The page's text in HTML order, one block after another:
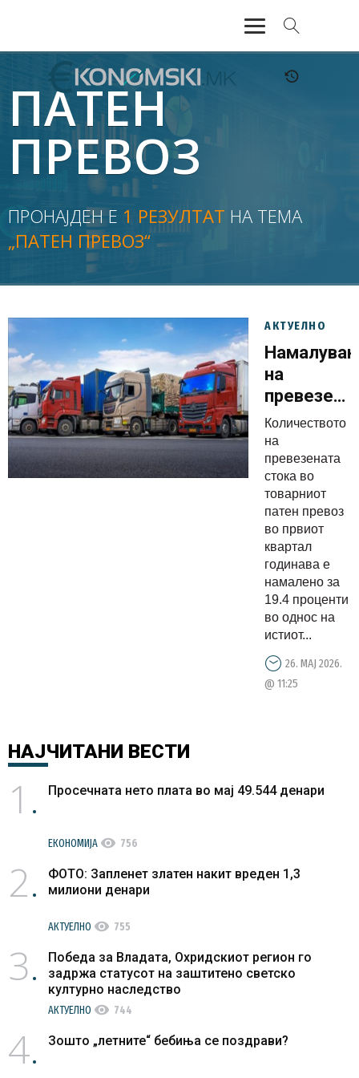
АКТУЕЛНО
ЕКОНОМИЈА
ФИНАНСИИ
БАНКАРСТВО
ЖИВОТ
МОЗАИК
ПАТЕН
ПРЕВОЗ
ПРОНАЈДЕН Е 1 РЕЗУЛТАТ НА ТЕМА
„ПАТЕН ПРЕВОЗ“
АКТУЕЛНО
на
стока во
товарниот
патен
превоз,
во
и
Количеството
на
превезената
стока во
товарниот
патен превоз
во првиот
квартал
годинава е
намалено за
19.4 проценти
во однос на
истиот...
26. МАЈ 2026.
@ 11:25
НАЈЧИТАНИ ВЕСТИ
1 Просечната нето плата во мај 49.544 денари
ЕКОНОМИЈА visibility 756
2
ФОТО: Запленет златен накит вреден 1,3
милиони денари
АКТУЕЛНО visibility 755
3
Победа за Владата, Охридскиот регион го
задржа статусот на заштитено светско
културно наследство
АКТУЕЛНО visibility 744
4 Зошто „летните“ бебиња се поздрави?